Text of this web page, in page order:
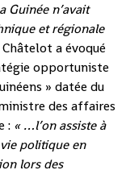
Guinée n’avait
et régionale
a évoqué
opportuniste
» datée du
des affaires
: « …l’on assiste à
politique en
lors des